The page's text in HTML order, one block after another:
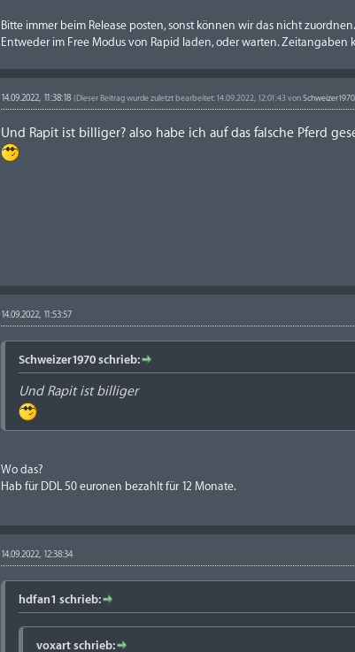
Bitte immer beim Release posten, sonst können wir das nicht zuordnen.
Entweder im Free Modus von Rapid laden, oder warten.
14.09.2022, 11:38:18(Dieser Beitrag wurde zuletzt bearbeitet: 14.09.2022, 12:01:43 vonSchweizer1970
Und Rapit ist billiger? also habe ich auf das falsche Pferd
14.09.2022, 11:53:57
Schweizer1970 schrieb:
UndRapitist billiger
Wo das?
Hab für DDL 50 euronen bezahlt für 12 Monate.
14.09.2022, 12:38:34
hdfan1 schrieb:
voxart schrieb: